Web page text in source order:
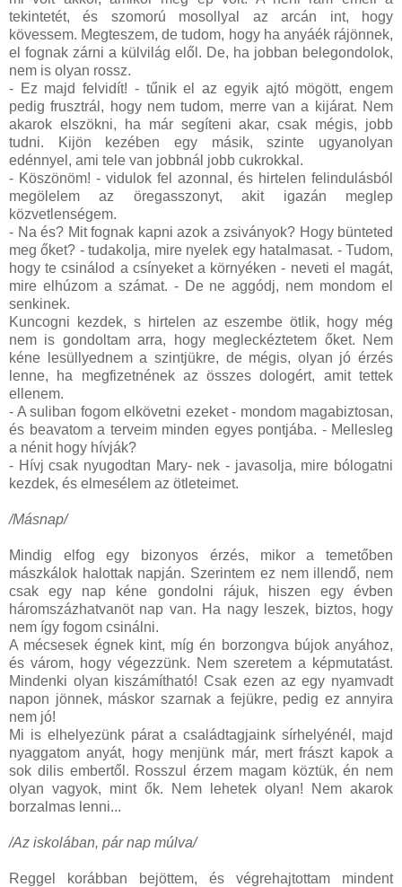
tekintetét, és szomorú mosollyal az arcán int, hogy
kövessem. Megteszem, de tudom, hogy ha anyáék rájönnek,
el fognak zárni a külvilág elől. De, ha jobban belegondolok,
nem is olyan rossz.
- Ez majd felvidít! - tűnik el az egyik ajtó mögött, engem
pedig frusztrál, hogy nem tudom, merre van a kijárat. Nem
akarok elszökni, ha már segíteni akar, csak mégis, jobb
tudni. Kijön kezében egy másik, szinte ugyanolyan
edénnyel, ami tele van jobbnál jobb cukrokkal.
- Köszönöm! - vidulok fel azonnal, és hirtelen felindulásból
megölelem az öregasszonyt, akit igazán meglep
közvetlenségem.
- Na és? Mit fognak kapni azok a zsiványok? Hogy bünteted
meg őket? - tudakolja, mire nyelek egy hatalmasat. - Tudom,
hogy te csinálod a csínyeket a környéken - neveti el magát,
mire elhúzom a számat. - De ne aggódj, nem mondom el
senkinek.
Kuncogni kezdek, s hirtelen az eszembe ötlik, hogy még
nem is gondoltam arra, hogy megleckéztetem őket. Nem
kéne lesüllyednem a szintjükre, de mégis, olyan jó érzés
lenne, ha megfizetnének az összes dologért, amit tettek
ellenem.
- A suliban fogom elkövetni ezeket - mondom magabiztosan,
és beavatom a terveim minden egyes pontjába. - Mellesleg
a nénit hogy hívják?
- Hívj csak nyugodtan Mary- nek - javasolja, mire bólogatni
kezdek, és elmesélem az ötleteimet.
/Másnap/
Mindig elfog egy bizonyos érzés, mikor a temetőben
mászkálok halottak napján. Szerintem ez nem illendő, nem
csak egy nap kéne gondolni rájuk, hiszen egy évben
háromszázhatvanöt nap van. Ha nagy leszek, biztos, hogy
nem így fogom csinálni.
A mécsesek égnek kint, míg én borzongva bújok anyához,
és várom, hogy végezzünk. Nem szeretem a képmutatást.
Mindenki olyan kiszámítható! Csak ezen az egy nyamvadt
napon jönnek, máskor szarnak a fejükre, pedig ez annyira
nem jó!
Mi is elhelyezünk párat a családtagjaink sírhelyénél, majd
nyaggatom anyát, hogy menjünk már, mert frászt kapok a
sok dilis embertől. Rosszul érzem magam köztük, én nem
olyan vagyok, mint ők. Nem lehetek olyan! Nem akarok
borzalmas lenni...
/Az iskolában, pár nap múlva/
Reggel korábban bejöttem, és végrehajtottam mindent